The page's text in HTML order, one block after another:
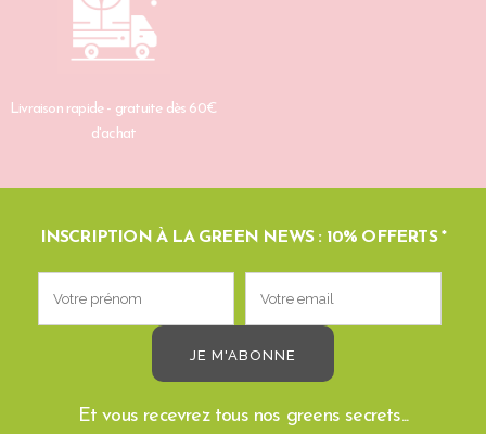
Livraison rapide - gratuite dès 60€
d'achat
INSCRIPTION À LA GREEN NEWS : 10% OFFERTS *
Et vous recevrez tous nos greens secrets...